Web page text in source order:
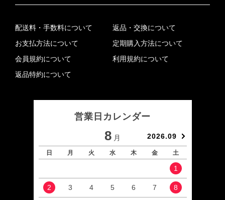
配送料・手数料について
お支払方法について
会員規約について
返品特約について
返品・交換について
定期購入方法について
利用規約について
営業日カレンダー
8 月 2026.09
日 月 火 水 木 金 土
1
2 3 4 5 6 7 8